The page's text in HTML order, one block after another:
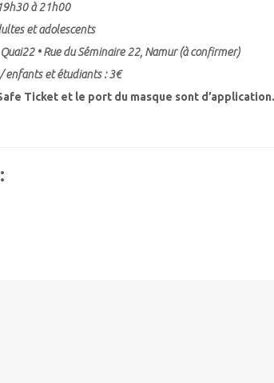
à 21h00
et adolescents
Quai22 •Rue du Séminaire 22, Namur(à confirmer)
enfants et étudiants : 3€
Ticket et le port du masque sont d’application.